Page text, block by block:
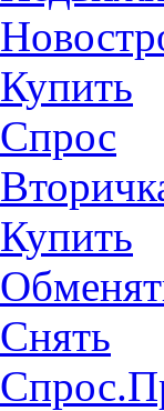
Купить
Спрос
Купить
Снять